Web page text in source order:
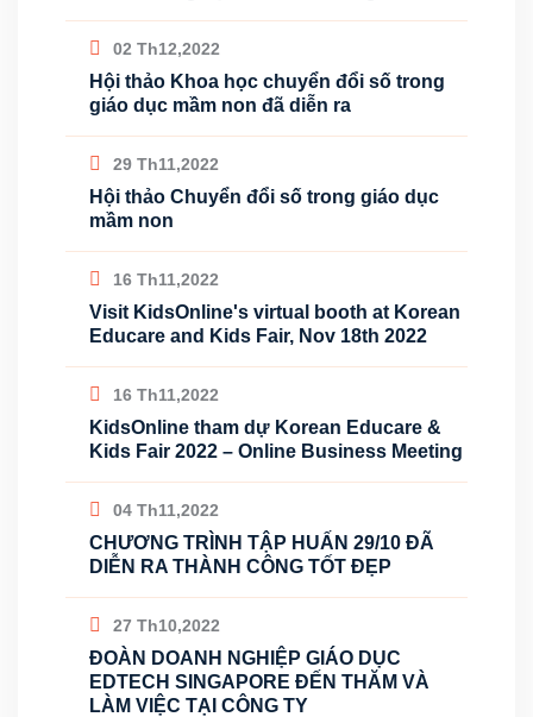
02 Th12,2022
Hội thảo Khoa học chuyển đổi số trong
giáo dục mầm non đã diễn ra
29 Th11,2022
Hội thảo Chuyển đổi số trong giáo dục
mầm non
16 Th11,2022
Visit KidsOnline's virtual booth at Korean
Educare and Kids Fair, Nov 18th 2022
16 Th11,2022
KidsOnline tham dự Korean Educare &
Kids Fair 2022 – Online Business Meeting
04 Th11,2022
CHƯƠNG TRÌNH TẬP HUẤN 29/10 ĐÃ
DIỄN RA THÀNH CÔNG TỐT ĐẸP
27 Th10,2022
ĐOÀN DOANH NGHIỆP GIÁO DỤC
EDTECH SINGAPORE ĐẾN THĂM VÀ
LÀM VIỆC TẠI CÔNG TY